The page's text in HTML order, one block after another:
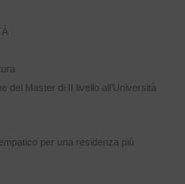
del Master di II livello all’Università
per una residenza più